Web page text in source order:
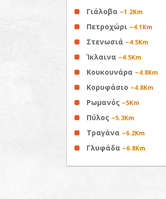
Γιάλοβα ~1.2Km
Πετροχώρι ~4.1Km
Στενωσιά ~4.5Km
Ίκλαινα ~4.5Km
Κουκουνάρα ~4.8Km
Κορυφάσιο ~4.8Km
Ρωμανός ~5Km
Πύλος ~5.3Km
Τραγάνα ~6.2Km
Γλυφάδα ~6.8Km